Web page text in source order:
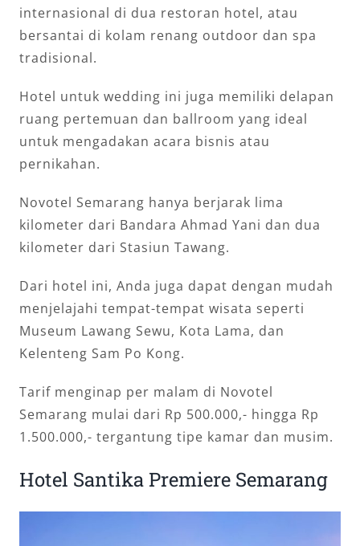
internasional di dua restoran hotel, atau
bersantai di kolam renang outdoor dan spa
tradisional.
Hotel untuk wedding ini juga memiliki delapan
ruang pertemuan dan ballroom yang ideal
untuk mengadakan acara bisnis atau
pernikahan.
Novotel Semarang hanya berjarak lima
kilometer dari Bandara Ahmad Yani dan dua
kilometer dari Stasiun Tawang.
Dari hotel ini, Anda juga dapat dengan mudah
menjelajahi tempat-tempat wisata seperti
Museum Lawang Sewu, Kota Lama, dan
Kelenteng Sam Po Kong.
Tarif menginap per malam di Novotel
Semarang mulai dari Rp 500.000,- hingga Rp
1.500.000,- tergantung tipe kamar dan musim.
Hotel Santika Premiere Semarang